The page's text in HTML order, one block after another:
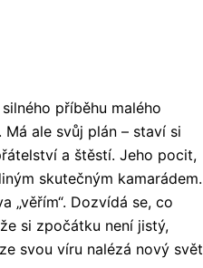
příběhu malého
ale svůj plán – staví si
a štěstí. Jeho pocit,
skutečným kamarádem.
„věřím“. Dozvídá se, co
si zpočátku není jistý,
svou víru nalézá nový svět